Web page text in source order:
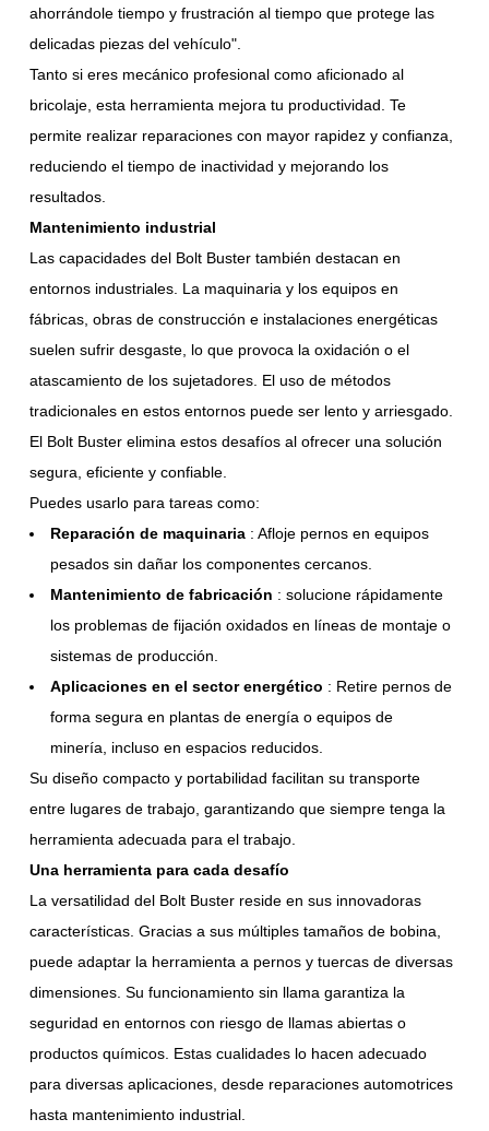
ahorrándole tiempo y frustración al tiempo que protege las
delicadas piezas del vehículo".
Tanto si eres mecánico profesional como aficionado al
bricolaje, esta herramienta mejora tu productividad. Te
permite realizar reparaciones con mayor rapidez y confianza,
reduciendo el tiempo de inactividad y mejorando los
resultados.
Mantenimiento industrial
Las capacidades del Bolt Buster también destacan en
entornos industriales. La maquinaria y los equipos en
fábricas, obras de construcción e instalaciones energéticas
suelen sufrir desgaste, lo que provoca la oxidación o el
atascamiento de los sujetadores. El uso de métodos
tradicionales en estos entornos puede ser lento y arriesgado.
El Bolt Buster elimina estos desafíos al ofrecer una solución
segura, eficiente y confiable.
Puedes usarlo para tareas como:
Reparación de maquinaria : Afloje pernos en equipos
pesados sin dañar los componentes cercanos.
Mantenimiento de fabricación : solucione rápidamente
los problemas de fijación oxidados en líneas de montaje o
sistemas de producción.
Aplicaciones en el sector energético : Retire pernos de
forma segura en plantas de energía o equipos de
minería, incluso en espacios reducidos.
Su diseño compacto y portabilidad facilitan su transporte
entre lugares de trabajo, garantizando que siempre tenga la
herramienta adecuada para el trabajo.
Una herramienta para cada desafío
La versatilidad del Bolt Buster reside en sus innovadoras
características. Gracias a sus múltiples tamaños de bobina,
puede adaptar la herramienta a pernos y tuercas de diversas
dimensiones. Su funcionamiento sin llama garantiza la
seguridad en entornos con riesgo de llamas abiertas o
productos químicos. Estas cualidades lo hacen adecuado
para diversas aplicaciones, desde reparaciones automotrices
hasta mantenimiento industrial.